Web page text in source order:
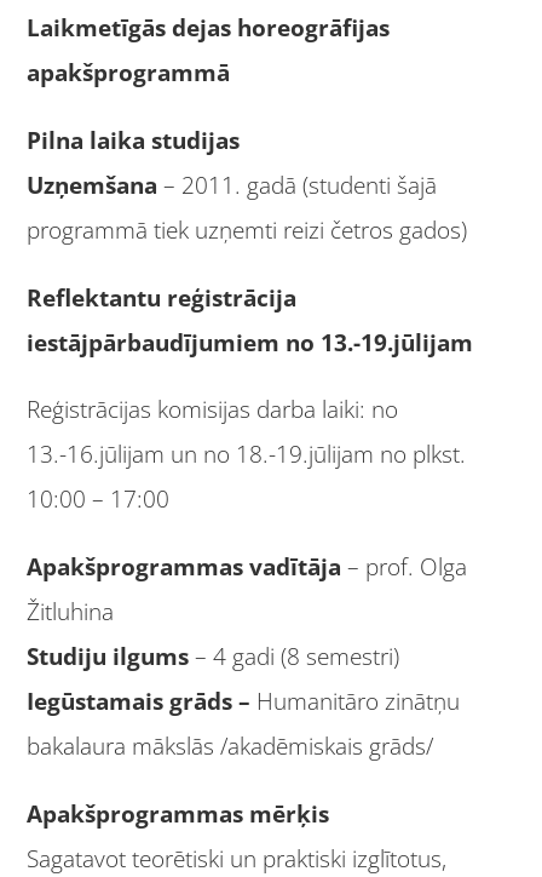
Laikmetīgās dejas horeogrāfijas
apakšprogrammā
Pilna laika studijas
Uzņemšana – 2011. gadā (studenti šajā
programmā tiek uzņemti reizi četros gados)
Reflektantu reģistrācija
iestājpārbaudījumiem no 13.-19.jūlijam
Reģistrācijas komisijas darba laiki: no
13.-16.jūlijam un no 18.-19.jūlijam no plkst.
10:00 – 17:00
Apakšprogrammas vadītāja – prof. Olga
Žitluhina
Studiju ilgums– 4 gadi (8 semestri)
Iegūstamais grāds – Humanitāro zinātņu
bakalaura mākslās /akadēmiskais grāds/
Apakšprogrammas mērķis
Sagatavot teorētiski un praktiski izglītotus,